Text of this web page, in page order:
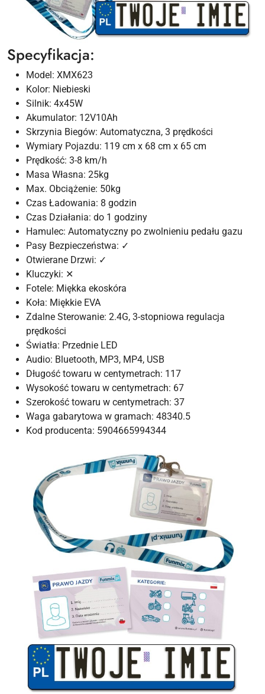
Specyfikacja:
Model: XMX623
Kolor: Niebieski
Silnik: 4x45W
Akumulator: 12V10Ah
Skrzynia Biegów: Automatyczna, 3 prędkości
Wymiary Pojazdu: 119 cm x 68 cm x 65 cm
Prędkość: 3-8 km/h
Masa Własna: 25kg
Max. Obciążenie: 50kg
Czas Ładowania: 8 godzin
Czas Działania: do 1 godziny
Hamulec: Automatyczny po zwolnieniu pedału gazu
Pasy Bezpieczeństwa: ✓
Otwierane Drzwi: ✓
Kluczyki: ✕
Fotele: Miękka ekoskóra
Koła: Miękkie EVA
Zdalne Sterowanie: 2.4G, 3-stopniowa regulacja
prędkości
Światła: Przednie LED
Audio: Bluetooth, MP3, MP4, USB
Długość towaru w centymetrach: 117
Wysokość towaru w centymetrach: 67
Szerokość towaru w centymetrach: 37
Waga gabarytowa w gramach: 48340.5
Kod producenta: 5904665994344